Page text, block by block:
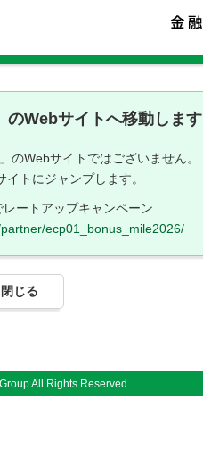
のWebサイトへ移動します
のWebサイトではございません。
トにジャンプします。
ートアップキャンペーン
ecp01_bonus_mile2026/
閉じる
All Rights Reserved.